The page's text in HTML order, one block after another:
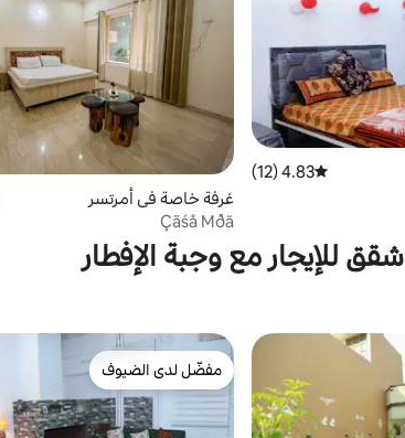
متوسط التقييم 4.83 من 5، 12 مراجعات
4.83 (12)
غرفة خاصة في أمرتسر
Çãśå Mðā
شقق للإيجار مع وجبة الإفطار
مفضّل لدى الضيوف
مفضّل لدى الضيوف